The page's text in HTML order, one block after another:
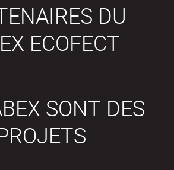
DU
ECOFECT
SONT DES